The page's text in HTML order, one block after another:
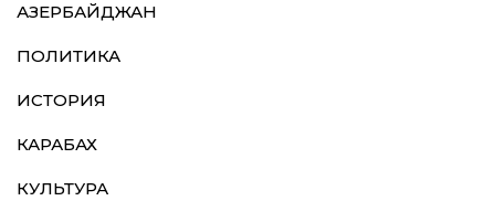
АЗЕРБАЙДЖАН
ПОЛИТИКА
ИСТОРИЯ
КАРАБАХ
КУЛЬТУРА